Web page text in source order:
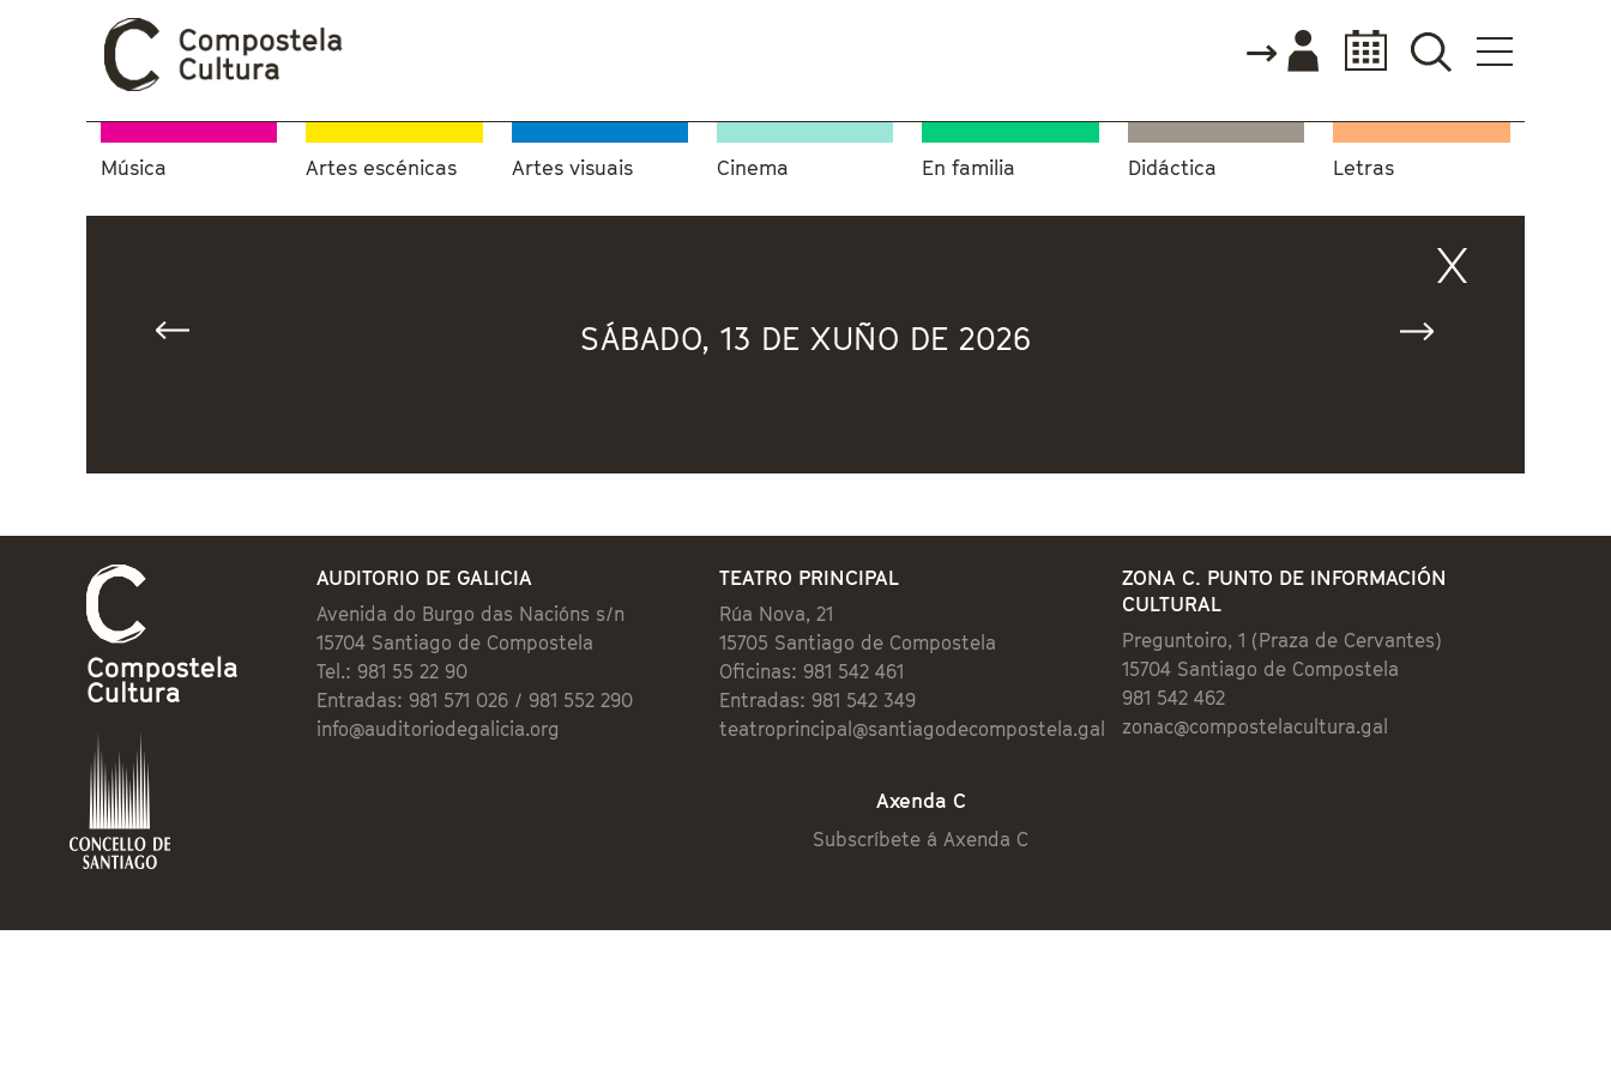
Música Artes escénicas Artes visuais Cinema En familia Didáctica Letras
SÁBADO, 13 DE XUÑO DE 2026
AUDITORIO DE GALICIA
Avenida do Burgo das Nacións s/n
15704 Santiago de Compostela
Tel.: 981 55 22 90
Entradas: 981 571 026 / 981 552 290
info@auditoriodegalicia.org
TEATRO PRINCIPAL
Rúa Nova, 21
15705 Santiago de Compostela
Oficinas: 981 542 461
Entradas: 981 542 349
teatroprincipal@santiagodecompostela.gal
ZONA C. PUNTO DE INFORMACIÓN
CULTURAL
Preguntoiro, 1 (Praza de Cervantes)
15704 Santiago de Compostela
981 542 462
zonac@compostelacultura.gal
Axenda C
Subscríbete á Axenda C